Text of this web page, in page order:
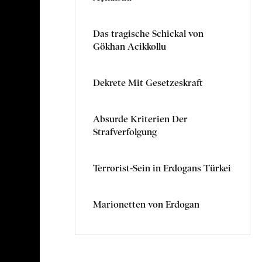
Das tragische Schickal von
Gökhan Acikkollu
Dekrete Mit Gesetzeskraft
Absurde Kriterien Der
Strafverfolgung
Terrorist-Sein in Erdogans Türkei
Marionetten von Erdogan